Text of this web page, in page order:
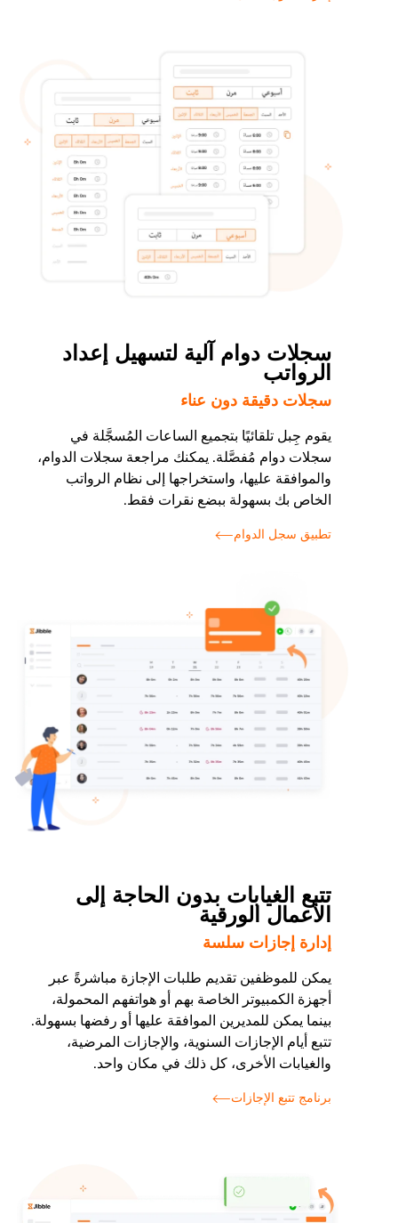
سجلات دوام آلية لتسهيل إعداد
الرواتب
سجلات دقيقة دون عناء
يقوم جِبل تلقائيًا بتجميع الساعات المُسجَّلة في
سجلات دوام مُفصَّلة. يمكنك مراجعة سجلات الدوام،
والموافقة عليها، واستخراجها إلى نظام الرواتب
الخاص بك بسهولة ببضع نقرات فقط.
تطبيق سجل الدوام
تتبع الغيابات بدون الحاجة إلى
الأعمال الورقية
إدارة إجازات سلسة
يمكن للموظفين تقديم طلبات الإجازة مباشرةً عبر
أجهزة الكمبيوتر الخاصة بهم أو هواتفهم المحمولة،
بينما يمكن للمديرين الموافقة عليها أو رفضها بسهولة.
تتبع أيام الإجازات السنوية، والإجازات المرضية،
والغيابات الأخرى، كل ذلك في مكان واحد.
برنامج تتبع الإجازات